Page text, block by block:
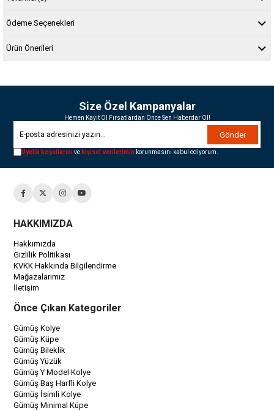
Ödeme Seçenekleri
Ürün Önerileri
Size Özel Kampanyalar
Hemen Kayıt Ol Fırsatlardan Önce Sen Haberdar Ol!
Gönder
Üyelik koşullarınıve kişisel verilerimin korunmasını kabul ediyorum.
HAKKIMIZDA
Hakkımızda
Gizlilik Politikası
KVKK Hakkında Bilgilendirme
Mağazalarımız
İletişim
Önce Çıkan Kategoriler
Gümüş Kolye
Gümüş Küpe
Gümüş Bileklik
Gümüş Yüzük
Gümüş Y Model Kolye
Gümüş Baş Harfli Kolye
Gümüş İsimli Kolye
Gümüş Minimal Küpe